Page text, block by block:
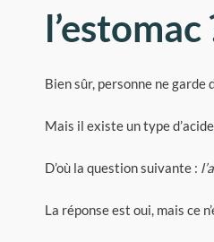
l’estomac
Bien sûr, personne ne garde
Mais il existe un type
D’où la question suivante :
La réponse est oui, mais ce